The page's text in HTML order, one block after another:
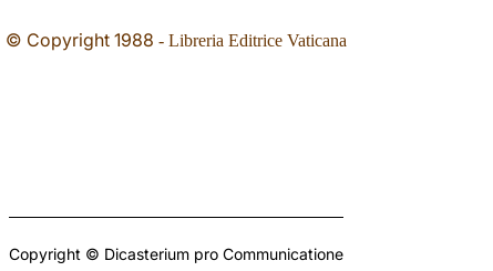
© Copyright 1988 - Libreria Editrice Vaticana
Copyright © Dicasterium pro Communicatione